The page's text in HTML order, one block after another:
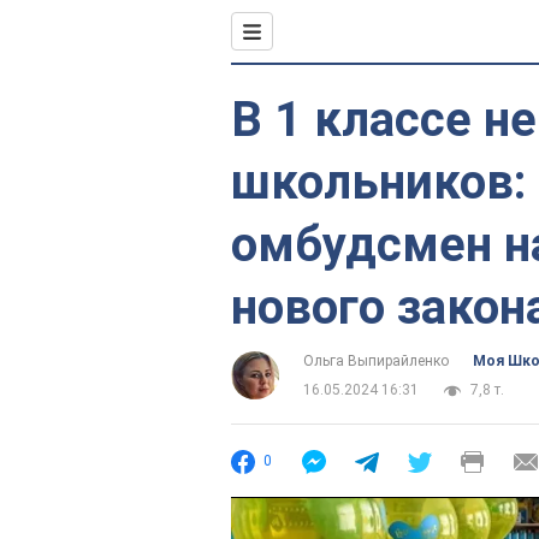
В 1 классе
школьников:
омбудсмен
нового
Ольга Выпирайленко
Моя
16.05.2024 16:31
7,8 т.
0